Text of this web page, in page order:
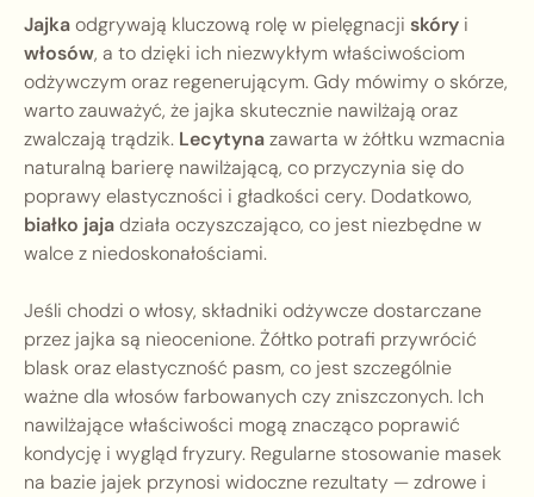
Jajkaodgrywają kluczową rolę w pielęgnacji skóry i
włosów, a to dzięki ich niezwykłym właściwościom
odżywczym oraz regenerującym. Gdy mówimy o skórze,
warto zauważyć, że jajka skutecznie nawilżają oraz
zwalczają trądzik. Lecytynazawarta w żółtku wzmacnia
naturalną barierę nawilżającą, co przyczynia się do
poprawy elastyczności i gładkości cery. Dodatkowo,
białko jajadziała oczyszczająco, co jest niezbędne w
walce z niedoskonałościami.
Jeśli chodzi o włosy, składniki odżywcze dostarczane
przez jajka są nieocenione. Żółtko potrafi przywrócić
blask oraz elastyczność pasm, co jest szczególnie
ważne dla włosów farbowanych czy zniszczonych. Ich
nawilżające właściwości mogą znacząco poprawić
kondycję i wygląd fryzury. Regularne stosowanie masek
na bazie jajek przynosi widoczne rezultaty — zdrowe i